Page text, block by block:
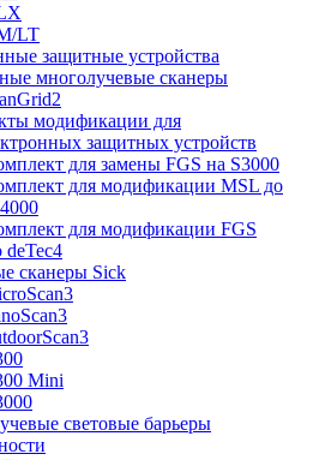
LT
защитные устройства
многолучевые сканеры
модификации для
защитных устройств
для замены FGS на S3000
для модификации MSL до
для модификации FGS
deTec4
сканеры Sick
Mini
световые барьеры